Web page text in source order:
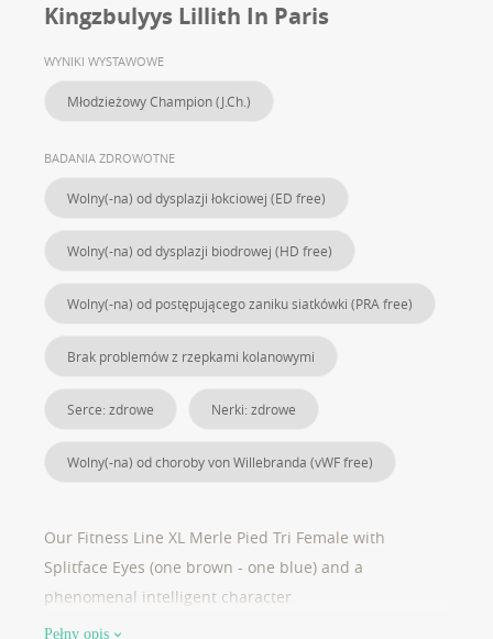
Kingzbulyys Lillith In Paris
WYNIKI WYSTAWOWE
Młodzieżowy Champion (J.Ch.)
BADANIA ZDROWOTNE
Wolny(-na) od dysplazji łokciowej (ED free)
Wolny(-na) od dysplazji biodrowej (HD free)
Wolny(-na) od postępującego zaniku siatkówki (PRA free)
Brak problemów z rzepkami kolanowymi
Serce: zdrowe Nerki: zdrowe
Wolny(-na) od choroby von Willebranda (vWF free)
Our Fitness Line XL Merle Pied Tri Female with
Splitface Eyes (one brown - one blue) and a
phenomenal intelligent character
Pełny opis